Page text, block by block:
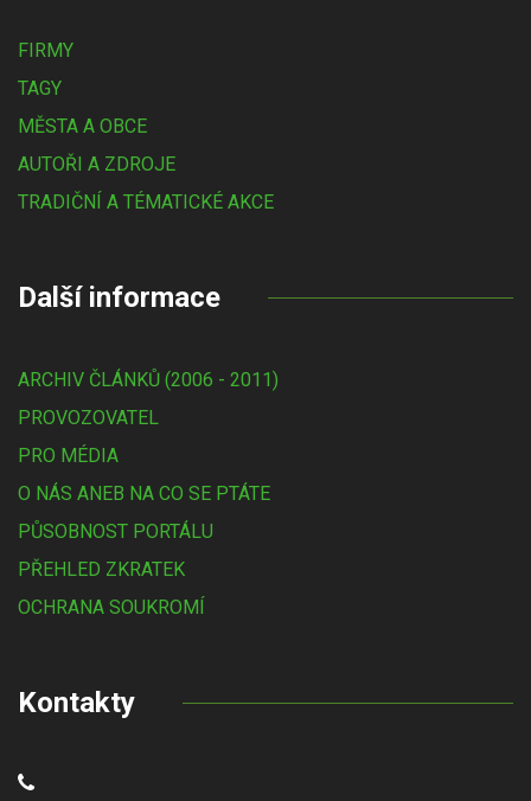
FIRMY
TAGY
MĚSTA A OBCE
AUTOŘI A ZDROJE
TRADIČNÍ A TÉMATICKÉ AKCE
Další informace
ARCHIV ČLÁNKŮ (2006 - 2011)
PROVOZOVATEL
PRO MÉDIA
O NÁS ANEB NA CO SE PTÁTE
PŮSOBNOST PORTÁLU
PŘEHLED ZKRATEK
OCHRANA SOUKROMÍ
Kontakty